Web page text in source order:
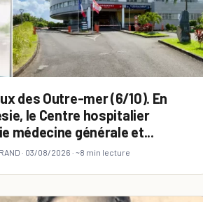
des Outre-mer (6/10). En
le Centre hospitalier
médecine générale et...
· 03/08/2026 · ~8 min lecture